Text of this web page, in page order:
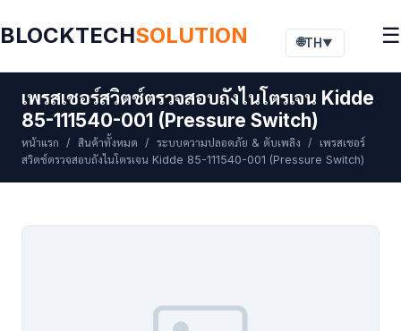
BLOCKTECHSOLUTION 🌐TH ▼ ☰
เพรสเชอร์สวิตช์ตรวจสอบถังไนโตรเจน Kidde
85-111540-001 (Pressure Switch)
หน้าแรก / สินค้าทั้งหมด / ระบบความปลอดภัย & ดับเพลิง / เพรสเชอร์
สวิตช์ตรวจสอบถังไนโตรเจน Kidde 85-111540-001 (Pressure Switch)